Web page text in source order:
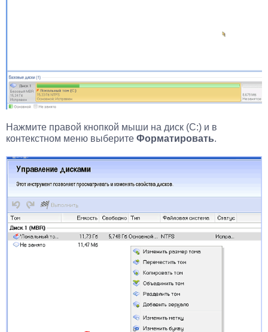
Нажмите правой кнопкой мыши на диск (С:) и в
контекстном меню выберите Форматировать.